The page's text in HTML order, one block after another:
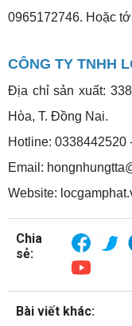
0965172746. Hoặc
CÔNG TY TNHH
Địa chỉ sản xuất:
Hòa, T. Đồng Nai.
Hotline: 0338442520
Email:
Website:
Chia
sẻ:
Bài viết khác: